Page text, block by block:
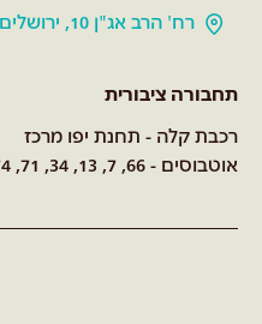
רח' הרב אג"ן 10, ירושלים
תחבורה ציבורית
רכבת קלה - תחנת יפו מרכז
אוטבוסים - 66, 7, 13, 34, 71, 74, 78, 18